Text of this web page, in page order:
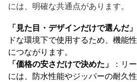
には、明確な共通点があります。
「見た目・デザインだけで選んだ」
ドな環境下で使用するため、機能
につながります。
「価格の安さだけで決めた」
：リ
には、防水性能やジッパーの耐久